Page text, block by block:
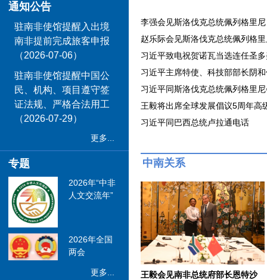
通知公告
驻南非使馆提醒入出境
南非提前完成旅客申报
（2026-07-06）
驻南非使馆提醒中国公
民、机构、项目遵守签
证法规、严格合法用工
（2026-07-29）
更多...
专题
2026年“中非
人文交流年”
2026年全国
两会
更多...
李强会见斯洛伐克总统佩列格里尼
赵乐际会见斯洛伐克总统佩列格
习近平致电祝贺诺瓦当选连任圣
习近平主席特使、科技部部长阴
习近平同斯洛伐克总统佩列格里
王毅将出席全球发展倡议5周年高
习近平同巴西总统卢拉通电话
中南关系
王毅会见南非总统府部长恩特沙